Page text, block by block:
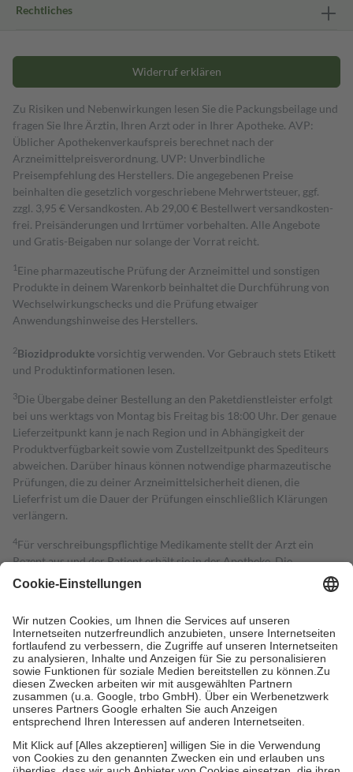
Rechtliches
Widerruf erklären
Zu Risiken und Nebenwirkungen lesen Sie die Packungsbeilage und
fragen Sie Ihre Ärztin, Ihren Arzt oder in Ihrer Apotheke. AVP:
Üblicher Apothekenverkaufspreis berechnet nach der
Arzneimittelpreisverordnung. UVP: Unverbindliche
Preisempfehlung des Herstellers. Die angegebenen Preise
beinhalten die gesetzlich vorgeschriebene Mehrwertsteuer, ggf.
zzgl. 3,95 € Versandkosten. Ab 29,00 € Bestell­wert versand­kosten­
frei. Preisänderungen und Irrtümer vorbehalten. Alle Angebote
und Gratis-Beigaben nur solange der Vorrat reicht.
1 Eine pharmazeutische Prüfung der Arzneimittel und sonstigen
Produkte in deinem Warenkorb beinhaltet die Durchführung von
Wechselwirkungschecks und die Prüfung etwaiger
Anwendungshinweise des Herstellers.
2Biozidproduktevorsichtig verwenden. Vor Gebrauch stets Etikett
und Produktinformationen lesen.
3Die Übergabe deiner Bestellung an den Paketdienstleister erfolgt
bei uns werktags von Montag bis Freitag bis 18:00 Uhr. Der genaue
Lieferzeitpunkt kann je nach Region und in Abhängigkeit der
Produktverfügbarkeit sowie vom Zustellzeitpunkt des Spediteurs
abweichen. Darüber hinaus können notwendige pharmazeutische
Prüfungen, die zu deiner Arzneimittelsicherheit dienen, die
Lieferfrist um die Dauer der Prüfungen einschließlich Klärungen
verlängern.
4Für verschreibungspflichtige Medikamente stellt der Arzt ein
Rezept aus und der Patient erhält sie in der Apotheke. Die
gesetzliche Krankenversicherung übernimmt in der Regel die
Kosten dafür, der Versicherte trägt einen Teil davon als Zuzahlung
Grundsätzlich leisten Mitglieder Zuzahlungen in Höhe von zehn
Prozent des Abgabepreises,mindestens jedochfünf Euround
höchstens zehn Euro.Es sind jedoch nie mehr als die tatsächlichen
Kosten der Leistung zu entrichten.
Diese Regeln gelten grundsätzlich auch für Online-Apotheken.
Bei Heilmitteln und häuslicher Krankenpflege beträgt die
Zuzahlung zehn Prozent der Kosten sowie zehn Euro je
Verordnung.
Um das Engagement der Versicherten für ihre eigene Gesundheit zu